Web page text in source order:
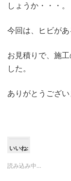
しょうか・・・。
今回は、ヒビがあ
お見積りで、施
した。
ありがとうござい
いいね:
読み込み中…